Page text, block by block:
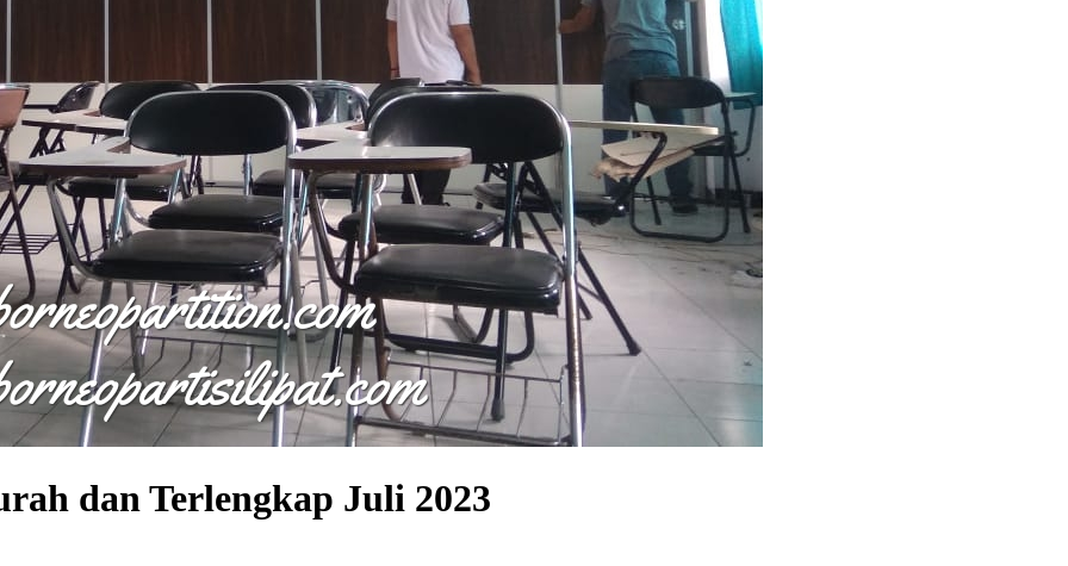
dan Terlengkap Juli 2023